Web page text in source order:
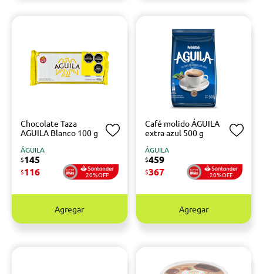
Chocolate Taza
AGUILA Blanco 100 g
ÁGUILA
$145
$116 20%OFF
Agregar
Café molido ÁGUILA
extra azul 500 g
ÁGUILA
$459
$367 20%OFF
Agregar